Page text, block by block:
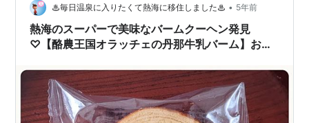
たちがえさをあげていて 食べる姿がとてもかわいかった
です🐐 牛さんも！ 目がキレイなんです✨ …
♨︎毎日温泉に入りたくて熱海に移住しました♨︎ • 5年前
熱海のスーパーで美味なバームクーヘン発見
♡【酪農王国オラッチェの丹那牛乳バーム】お土